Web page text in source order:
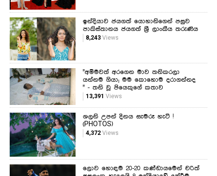
ඉන්දියාව ජයගත් යොහානිගෙන් පසුව
පාකිස්තානය ජයගත් ශ්‍රී ලාංකීය තරුණිය
8,243Views
"අම්මවත් අරගෙන මාව තනිකරලා
යන්නම ගියා; මම කොහොම දරාගන්නද
" - තනි වූ පියෙකුගේ කතාව
13,391 Views
ශලනි උපන් දිනය සැමරූ හැටි !
(PHOTOS)
4,372Views
ලොව හොඳම 20-20 කණ්ඩායමෙන් චරිත්